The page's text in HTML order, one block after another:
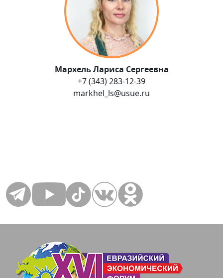
Мархель Лариса Сергеевна
+7 (343) 283-12-39
markhel_ls@usue.ru